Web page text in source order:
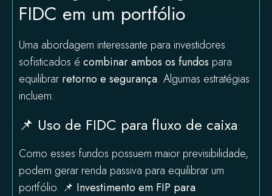
FIDC em um portfólio
Uma abordagem interessante para investidores
sofisticados é combinar ambos os fundos para
equilibrar retorno e segurança. Algumas estratégias
incluem:
📌 Uso de FIDC para fluxo de caixa:
Como esses fundos possuem maior previsibilidade,
podem gerar renda passiva para equilibrar um
portfólio. 📌 Investimento em FIP para